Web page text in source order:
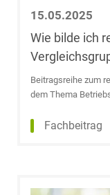
15.05.2025
Wie bilde ich
Beitragsreihe zum
dem Thema
Fachbeitrag